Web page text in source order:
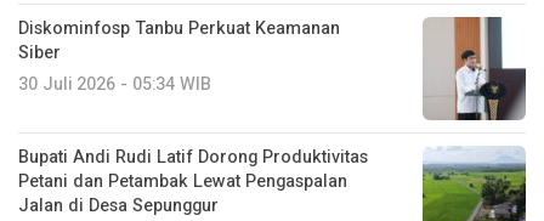
Diskominfosp Tanbu Perkuat Keamanan
Siber
30 Juli 2026 - 05:34 WIB
Bupati Andi Rudi Latif Dorong Produktivitas
Petani dan Petambak Lewat Pengaspalan
Jalan di Desa Sepunggur